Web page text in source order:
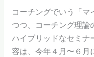
コーチングでいう「マ
つつ、コーチング理論
ハイブリッドなセミナ
容は、今年４月〜６月
ド
の
科